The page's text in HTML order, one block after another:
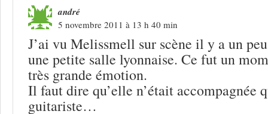
andré
5 novembre 2011 à 13 h 40 min
J’ai vu Melissmell sur scène il y a un
une petite salle lyonnaise. Ce fut un
très grande émotion.
Il faut dire qu’elle n’était accompagnée
guitariste…